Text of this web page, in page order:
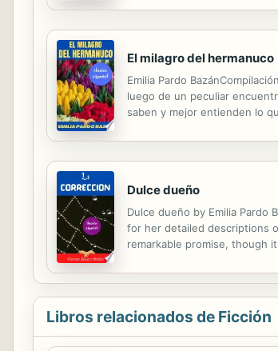
El milagro del hermanuco
Emilia Pardo
luego de un peculiar
saben y mejor entienden lo
Dulce dueño
Dulce dueño by Emilia Pardo
for her detailed descriptions
remarkable promise, though
Libros relacionados de Ficción